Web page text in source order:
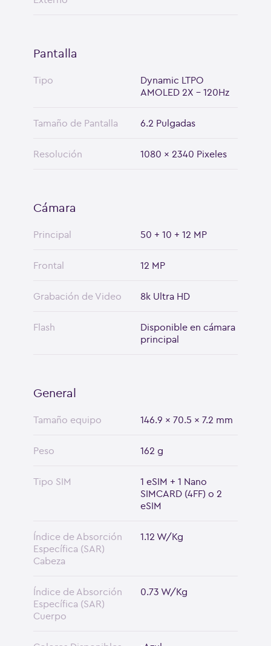
Pantalla
Tipo
Dynamic LTPO
AMOLED 2X - 120Hz
Tamaño de Pantalla 6.2 Pulgadas
Resolución 1080 x 2340 Pixeles
Cámara
Principal 50 + 10 + 12 MP
Frontal 12 MP
Grabación de Video 8k Ultra HD
Flash
Disponible en cámara
principal
General
Tamaño equipo 146.9 x 70.5 x 7.2 mm
Peso 162 g
Tipo SIM
1 eSIM + 1 Nano
SIMCARD (4FF) o 2
eSIM
Índice de Absorción
Específica (SAR)
Cabeza
1.12 W/Kg
Índice de Absorción
Específica (SAR)
Cuerpo
0.73 W/Kg